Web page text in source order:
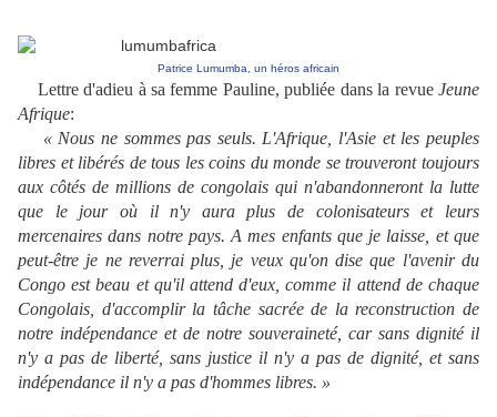
Patrice Lumumba, un héros africain
Lettre d'adieu à sa femme Pauline, publiée dans la revue Jeune
Afrique:
« Nous ne sommes pas seuls. L'Afrique, l'Asie et les peuples
libres et libérés de tous les coins du monde se trouveront toujours
aux côtés de millions de congolais qui n'abandonneront la lutte
que le jour où il n'y aura plus de colonisateurs et leurs
mercenaires dans notre pays. A mes enfants que je laisse, et que
peut-être je ne reverrai plus, je veux qu'on dise que l'avenir du
Congo est beau et qu'il attend d'eux, comme il attend de chaque
Congolais, d'accomplir la tâche sacrée de la reconstruction de
notre indépendance et de notre souveraineté, car sans dignité il
n'y a pas de liberté, sans justice il n'y a pas de dignité, et sans
indépendance il n'y a pas d'hommes libres. »